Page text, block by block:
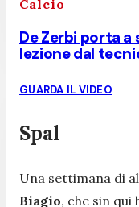
Calcio
De Zerbi porta a
lezione dal
GUARDA IL VIDEO
Spal
Una settimana di
Biagio, che sin qui